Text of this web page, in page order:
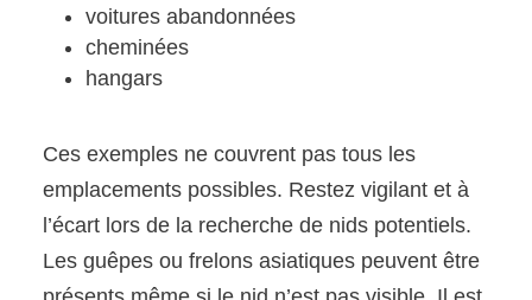
voitures abandonnées
cheminées
hangars
Ces exemples ne couvrent pas tous les
emplacements possibles. Restez vigilant et à
l’écart lors de la recherche de nids potentiels.
Les guêpes ou frelons asiatiques peuvent être